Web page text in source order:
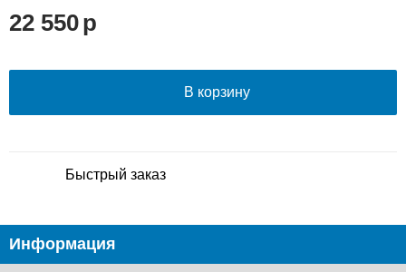
22 550
В корзину
Быстрый заказ
Информация